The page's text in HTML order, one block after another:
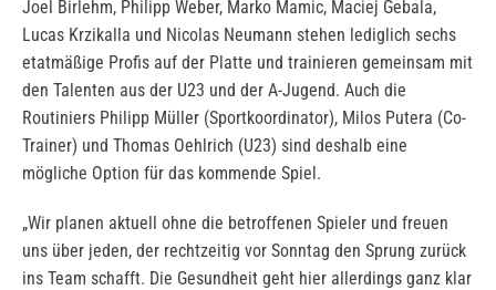
Joel Birlehm, Philipp Weber, Marko Mamic, Maciej Gebala,
Lucas Krzikalla und Nicolas Neumann stehen lediglich sechs
etatmäßige Profis auf der Platte und trainieren gemeinsam mit
den Talenten aus der U23 und der A-Jugend. Auch die
Routiniers Philipp Müller (Sportkoordinator), Milos Putera (Co-
Trainer) und Thomas Oehlrich (U23) sind deshalb eine
mögliche Option für das kommende Spiel.
„Wir planen aktuell ohne die betroffenen Spieler und freuen
uns über jeden, der rechtzeitig vor Sonntag den Sprung zurück
ins Team schafft. Die Gesundheit geht hier allerdings ganz klar